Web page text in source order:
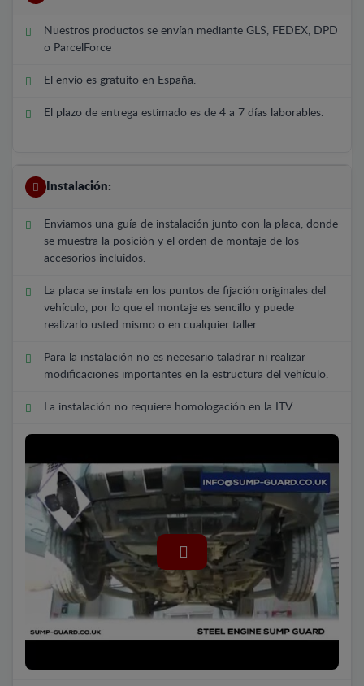
Nuestros productos se envían mediante GLS, FEDEX, DPD
o ParcelForce
El envío es gratuito en España.
El plazo de entrega estimado es de 4 a 7 días laborables.
Instalación:
Enviamos una guía de instalación junto con la placa, donde
se muestra la posición y el orden de montaje de los
accesorios incluidos.
La placa se instala en los puntos de fijación originales del
vehículo, por lo que el montaje es sencillo y puede
realizarlo usted mismo o en cualquier taller.
Para la instalación no es necesario taladrar ni realizar
modificaciones importantes en la estructura del vehículo.
La instalación no requiere homologación en la ITV.